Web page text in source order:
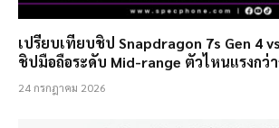
เปรียบเทียบชิป Snapdragon 7s Gen 4
ชิปมือถือระดับ Mid-range ตัวไหนแรงกว่
24 กรกฎาคม 2026